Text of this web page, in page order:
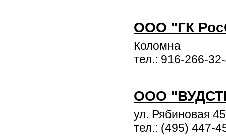
ООО "ГК
Коломна
тел.: 916-266-
ООО
ул. Рябиновая 45
тел.: (495) 447-